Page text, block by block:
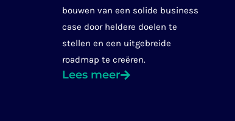
bouwen van een solide business
case door heldere doelen te
stellen en een uitgebreide
roadmap te creëren.
Lees meer